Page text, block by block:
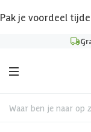
Pak je voordeel
Waar ben je naar op